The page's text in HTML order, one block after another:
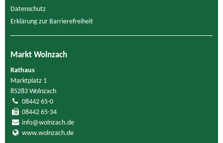
Datenschutz
Erklärung zur Barrierefreiheit
Markt Wolnzach
Rathaus
Marktplatz 1
85283 Wolnzach
08442 65-0
08442 65-34
info@wolnzach.de
www.wolnzach.de